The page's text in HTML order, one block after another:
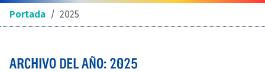
Portada / 2025
ARCHIVO DEL AÑO: 2025